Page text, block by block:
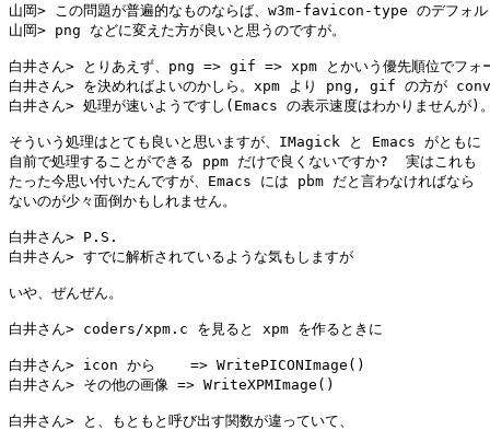
山岡> この問題が普遍的なものならば、w3m-favicon-type のデフォル
山岡> png などに変えた方が良いと思うのですが。
白井さん> とりあえず、png => gif => xpm とかいう優先順位でフォ
白井さん> を決めればよいのかしら。xpm より png, gif の方が
白井さん> 処理が速いようですし(Emacs の表示速度はわかりませんが)
そういう処理はとても良いと思いますが、IMagick と Emacs がともに
自前で処理することができる ppm だけで良くないですか?  実はこれも
たった今思い付いたんですが、Emacs には pbm だと言わなければなら
ないのが少々面倒かもしれません。
白井さん> P.S.
白井さん> すでに解析されているような気もしますが
いや、ぜんぜん。
白井さん> coders/xpm.c を見ると xpm を作るときに
白井さん> icon から    => WritePICONImage()
白井さん> その他の画像 => WriteXPMImage()
白井さん> と、もともと呼び出す関数が違っていて、